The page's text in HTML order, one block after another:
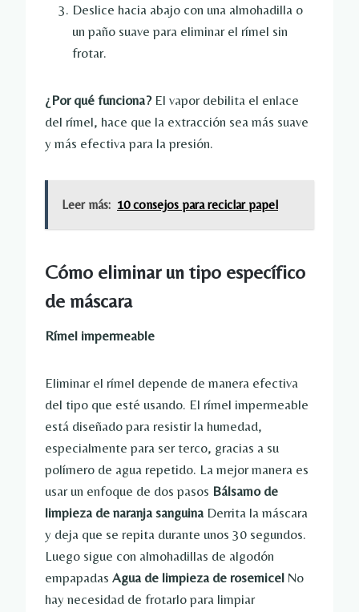
Deslice hacia abajo con una almohadilla o
un paño suave para eliminar el rímel sin
frotar.
¿Por qué funciona?El vapor debilita el enlace
del rímel, hace que la extracción sea más suave
y más efectiva para la presión.
Leer más: 10 consejos para reciclar papel
Cómo eliminar un tipo específico
de máscara
Rímel impermeable
Eliminar el rímel depende de manera efectiva
del tipo que esté usando. El rímel impermeable
está diseñado para resistir la humedad,
especialmente para ser terco, gracias a su
polímero de agua repetido. La mejor manera es
usar un enfoque de dos pasos Bálsamo de
limpieza de naranja sanguina Derrita la máscara
y deja que se repita durante unos 30 segundos.
Luego sigue con almohadillas de algodón
empapadas Agua de limpieza de rosemicel No
hay necesidad de frotarlo para limpiar